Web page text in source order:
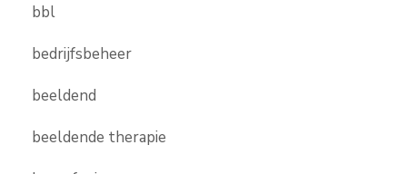
bbl
bedrijfsbeheer
beeldend
beeldende therapie